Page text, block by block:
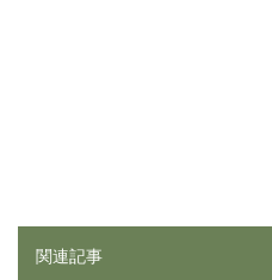
関連記事